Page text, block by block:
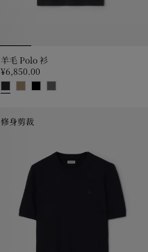
羊毛 Polo 衫
¥6,850.00
修身剪裁